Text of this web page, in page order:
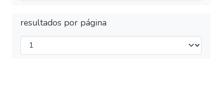
resultados por página